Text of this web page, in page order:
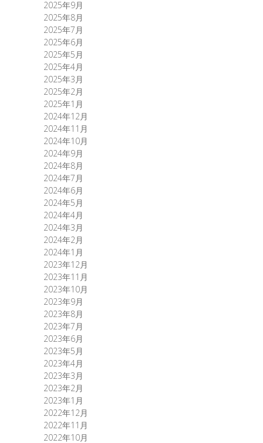
2025年9月
2025年8月
2025年7月
2025年6月
2025年5月
2025年4月
2025年3月
2025年2月
2025年1月
2024年12月
2024年11月
2024年10月
2024年9月
2024年8月
2024年7月
2024年6月
2024年5月
2024年4月
2024年3月
2024年2月
2024年1月
2023年12月
2023年11月
2023年10月
2023年9月
2023年8月
2023年7月
2023年6月
2023年5月
2023年4月
2023年3月
2023年2月
2023年1月
2022年12月
2022年11月
2022年10月